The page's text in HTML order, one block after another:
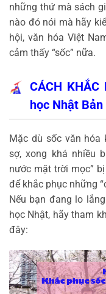
những thứ mà sách
nào đó nói mà hãy
hội, văn hóa Việt
cảm thấy “sốc” nữa.
CÁCH
học Nhật Bản
Mặc dù sốc văn hóa
sợ, xong khá nhiều
nước mặt trời mọc”
để khắc phục những
Nếu bạn đang lo
học Nhật, hãy tham
đây: